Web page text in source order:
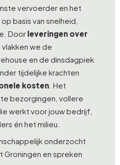
vervoerder en het
basis van snelheid,
Door leveringen over
, vlakken we de
en de dinsdagpiek
tijdelijke krachten
kosten . Het
bezorgingen, vollere
werkt voor jouw bedrijf,
én het milieu.
onderzocht
Groningen en spreken